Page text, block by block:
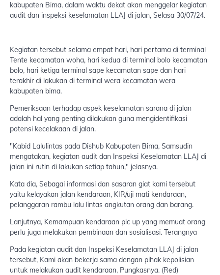
kabupaten Bima, dalam waktu dekat akan menggelar kegiatan
audit dan inspeksi keselamatan LLAJ di jalan, Selasa 30/07/24.
Kegiatan tersebut selama empat hari, hari pertama di terminal
Tente kecamatan woha, hari kedua di terminal bolo kecamatan
bolo, hari ketiga terminal sape kecamatan sape dan hari
terakhir di lakukan di terminal wera kecamatan wera
kabupaten bima.
Pemeriksaan terhadap aspek keselamatan sarana di jalan
adalah hal yang penting dilakukan guna mengidentifikasi
potensi kecelakaan di jalan.
"Kabid Lalulintas pada Dishub Kabupaten Bima, Samsudin
mengatakan, kegiatan audit dan Inspeksi Keselamatan LLAJ di
jalan ini rutin di lakukan setiap tahun," jelasnya.
Kata dia, Sebagai informasi dan sasaran giat kami tersebut
yaitu kelayakan jalan kendaraan, KIR/uji mati kendaraan,
pelanggaran rambu lalu lintas angkutan orang dan barang.
Lanjutnya, Kemampuan kendaraan pic up yang memuat orang
perlu juga melakukan pembinaan dan sosialisasi. Terangnya
Pada kegiatan audit dan Inspeksi Keselamatan LLAJ di jalan
tersebut, Kami akan bekerja sama dengan pihak kepolisian
untuk melakukan audit kendaraan, Pungkasnya. (Red)